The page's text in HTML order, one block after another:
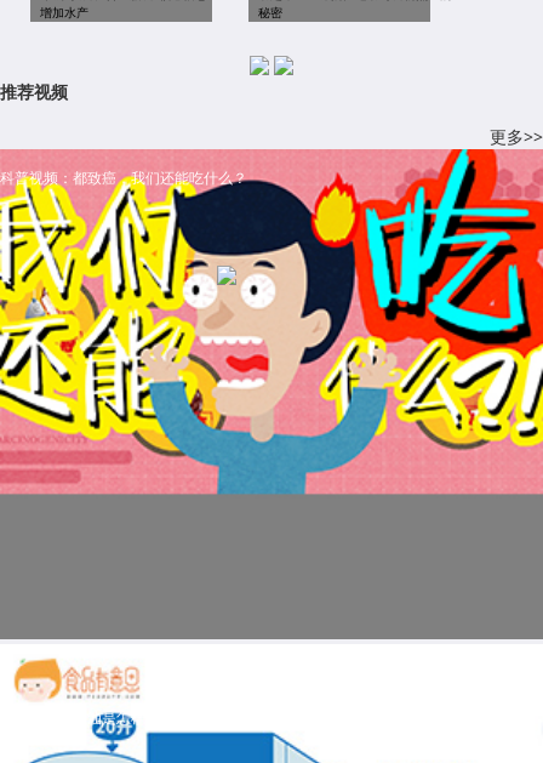
增加水产
秘密
推荐视频
更多>>
科普视频：都致癌，我们还能吃什么？
科普视频：奶油是怎样炼成的？（稀奶油、人造奶油、无水奶油、发酵奶油）